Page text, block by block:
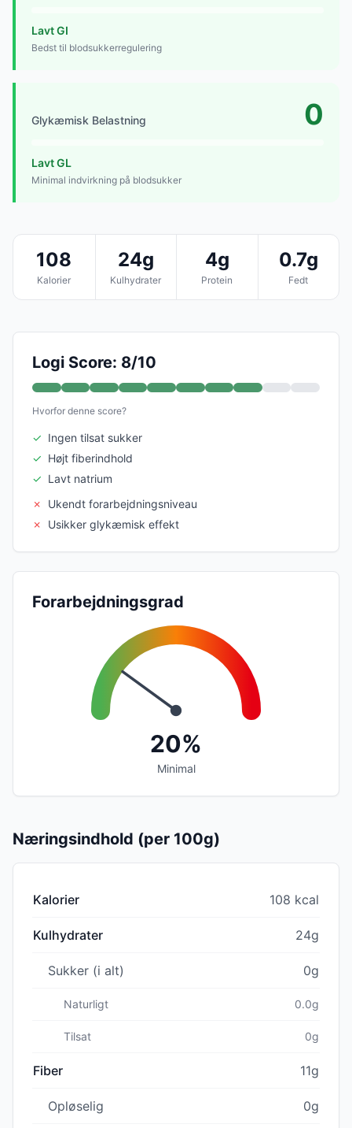
Lavt GI
Bedst til blodsukkerregulering
Glykæmisk Belastning 0
Lavt GL
Minimal indvirkning på blodsukker
108
Kalorier
24g
Kulhydrater
4g
Protein
0.7g
Fedt
Logi Score: 8/10
Hvorfor denne score?
✓ Ingen tilsat sukker
✓ Højt fiberindhold
✓ Lavt natrium
✗
Ukendt forarbejdningsniveau
✗
Usikker glykæmisk effekt
Forarbejdningsgrad
20%
Minimal
Næringsindhold (per 100g)
Kalorier 108 kcal
Kulhydrater 24g
Sukker (i alt) 0g
Naturligt 0.0g
Tilsat 0g
Fiber 11g
Opløselig 0g